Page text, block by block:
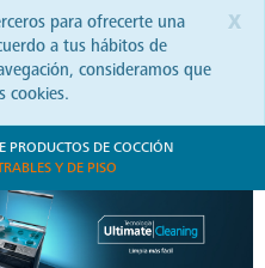
x
para ofrecerte una
a tus hábitos de
consideramos que
cookies.
DE COCCIÓN
Y DE PISO